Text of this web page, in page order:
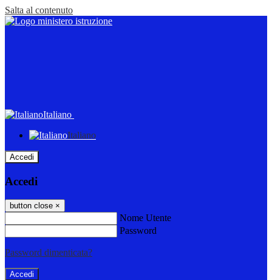
Salta al contenuto
Italiano
Italiano
Accedi
Accedi
button close ×
Nome Utente
Password
Password dimenticata?